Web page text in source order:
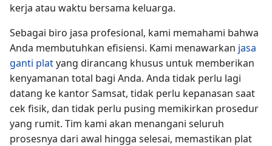
kerja atau waktu bersama keluarga.
Sebagai biro jasa profesional, kami memahami bahwa
Anda membutuhkan efisiensi. Kami menawarkan jasa
ganti platyang dirancang khusus untuk memberikan
kenyamanan total bagi Anda. Anda tidak perlu lagi
datang ke kantor Samsat, tidak perlu kepanasan saat
cek fisik, dan tidak perlu pusing memikirkan prosedur
yang rumit. Tim kami akan menangani seluruh
prosesnya dari awal hingga selesai, memastikan plat